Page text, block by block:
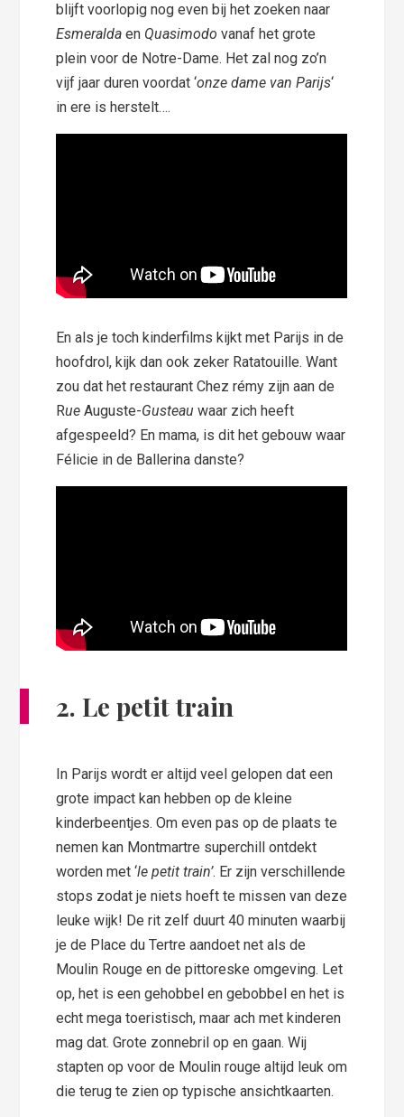
blijft voorlopig nog even bij het zoeken naar
Esmeraldaen Quasimodovanaf het grote
plein voor de Notre-Dame. Het zal nog zo’n
vijf jaar duren voordat ‘onze dame van Parijs‘
in ere is herstelt….
En als je toch kinderfilms kijkt met Parijs in de
hoofdrol, kijk dan ook zeker Ratatouille. Want
zou dat het restaurant Chez rémy zijn aan de
Rue Auguste-Gusteau waar zich heeft
afgespeeld? En mama, is dit het gebouw waar
Félicie in de Ballerina danste?
2. Le petit train
In Parijs wordt er altijd veel gelopen dat een
grote impact kan hebben op de kleine
kinderbeentjes. Om even pas op de plaats te
nemen kan Montmartre superchill ontdekt
worden met ‘le petit train’. Er zijn verschillende
stops zodat je niets hoeft te missen van deze
leuke wijk! De rit zelf duurt 40 minuten waarbij
je de Place du Tertre aandoet net als de
Moulin Rouge en de pittoreske omgeving. Let
op, het is een gehobbel en gebobbel en het is
echt mega toeristisch, maar ach met kinderen
mag dat. Grote zonnebril op en gaan. Wij
stapten op voor de Moulin rouge altijd leuk om
die terug te zien op typische ansichtkaarten.